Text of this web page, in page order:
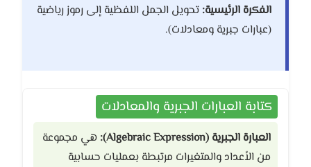
الفكرة الرئيسية: تحويل الجمل اللفظية إلى رموز رياضية
(عبارات جبرية ومعادلات).
كتابة العبارات الجبرية والمعادلات
العبارة الجبرية (Algebraic Expression):
هي مجموعة
من الأعداد والمتغيرات مرتبطة بعمليات حسابية